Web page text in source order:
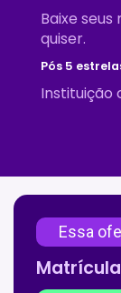
Baixe
quiser.
Pós 5
Instituição
Essa